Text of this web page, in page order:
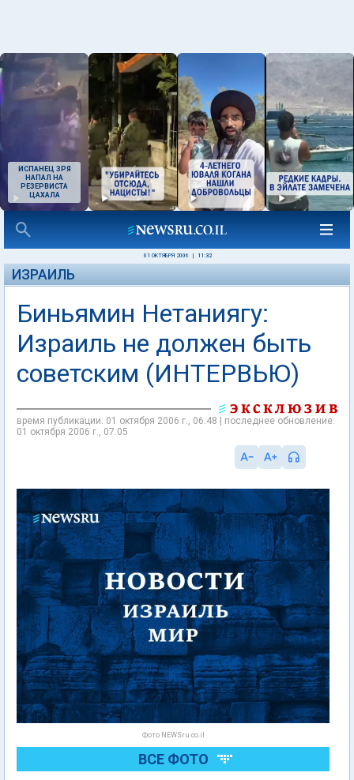
ИСПАНЕЦ ЗРЯ
НАПАЛ НА
РЕЗЕРВИСТА
ЦАХАЛА
01 ОКТЯБРЯ 2006 11:32
ИЗРАИЛЬ
Биньямин Нетаниягу:
Израиль не должен быть
советским (ИНТЕРВЬЮ)
время публикации: 01 октября 2006 г., 06:48 | последнее обновление:
01 октября 2006 г., 07:05
Фото NEWSru.co.il
ВСЕ ФОТО